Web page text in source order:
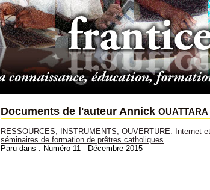
Documents de l'auteur Annick ouattara
RESSOURCES, INSTRUMENTS, OUVERTURE. Internet
séminaires de formation de prêtres catholiques
Paru dans : Numéro 11 - Décembre 2015